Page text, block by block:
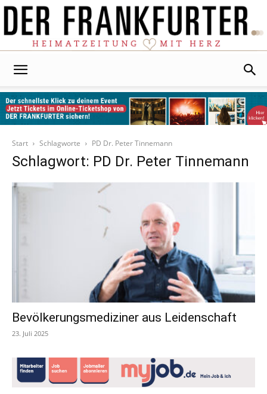
Start
Schlagworte PD Dr. Peter Tinnemann
Schlagwort: PD Dr. Peter Tinnemann
Bevölkerungsmediziner aus Leidenschaft
23. Juli 2025